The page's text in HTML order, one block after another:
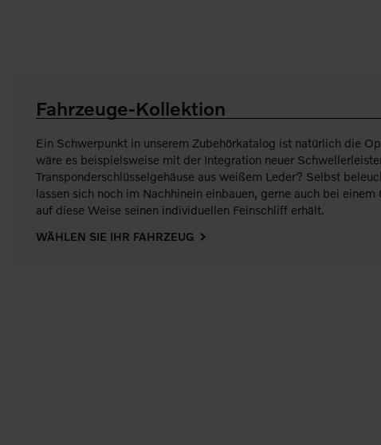
Fahrzeuge-Kollektion
Ein Schwerpunkt in unserem Zubehörkatalog ist natürlich die
wäre es beispielsweise mit der Integration neuer
Transponderschlüsselgehäuse aus weißem Leder? Selbst
lassen sich noch im Nachhinein einbauen, gerne auch bei
auf diese Weise seinen individuellen Feinschliff erhält.
WÄHLEN SIE IHR FAHRZEUG